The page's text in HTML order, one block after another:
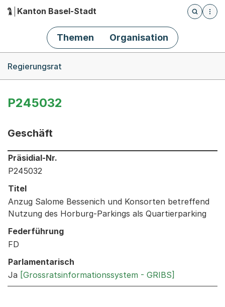
Hauptnavigation
Kanton Basel-Stadt
Öffnet
Themen Organisation
Regierungsrat
P245032
Geschäft
Informationen zum Ausgewählten Geschäft
Präsidial-Nr.
P245032
Titel
Anzug Salome Bessenich und Konsorten betreffend
Nutzung des Horburg-Parkings als Quartierparking
Federführung
FD
Parlamentarisch
Ja [Grossratsinformationssystem - GRIBS]